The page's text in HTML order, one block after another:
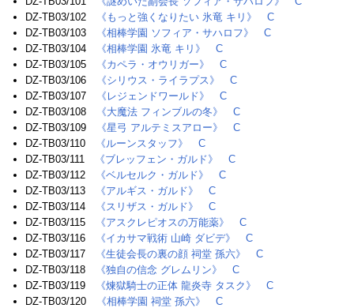
DZ-TB03/102
《もっと強くなりたい 氷竜 キリ》
C
DZ-TB03/103
《相棒学園 ソフィア・サハロフ》
C
DZ-TB03/104
《相棒学園 氷竜 キリ》
C
DZ-TB03/105
《カペラ・オウリガー》
C
DZ-TB03/106
《シリウス・ライラプス》
C
DZ-TB03/107
《レジェンドワールド》
C
DZ-TB03/108
《大魔法 フィンブルの冬》
C
DZ-TB03/109
《星弓 アルテミスアロー》
C
DZ-TB03/110
《ルーンスタッフ》
C
DZ-TB03/111
《ブレッフェン・ガルド》
C
DZ-TB03/112
《ベルセルク・ガルド》
C
DZ-TB03/113
《アルギス・ガルド》
C
DZ-TB03/114
《スリザス・ガルド》
C
DZ-TB03/115
《アスクレピオスの万能薬》
C
DZ-TB03/116
《イカサマ戦術 山崎 ダビデ》
C
DZ-TB03/117
《生徒会長の裏の顔 祠堂 孫六》
C
DZ-TB03/118
《独自の信念 グレムリン》
C
DZ-TB03/119
《煉獄騎士の正体 龍炎寺 タスク》
C
DZ-TB03/120
《相棒学園 祠堂 孫六》
C